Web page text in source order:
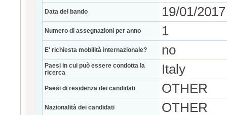
Data del bando 19/01/2017
Numero di assegnazioni per anno 1
E' richiesta mobilità internazionale? no
Paesi in cui può essere condotta la
ricerca
Italy
Paesi di residenza dei candidati OTHER
Nazionalità dei candidati OTHER